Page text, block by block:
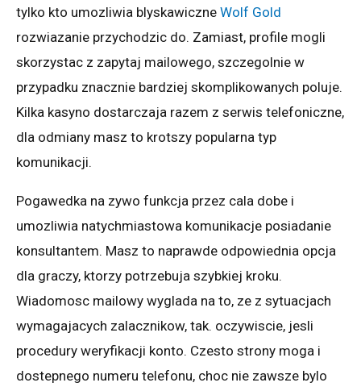
tylko kto umozliwia blyskawiczne Wolf Gold
rozwiazanie przychodzic do. Zamiast, profile mogli
skorzystac z zapytaj mailowego, szczegolnie w
przypadku znacznie bardziej skomplikowanych poluje.
Kilka kasyno dostarczaja razem z serwis telefoniczne,
dla odmiany masz to krotszy popularna typ
komunikacji.
Pogawedka na zywo funkcja przez cala dobe i
umozliwia natychmiastowa komunikacje posiadanie
konsultantem. Masz to naprawde odpowiednia opcja
dla graczy, ktorzy potrzebuja szybkiej kroku.
Wiadomosc mailowy wyglada na to, ze z sytuacjach
wymagajacych zalacznikow, tak. oczywiscie, jesli
procedury weryfikacji konto. Czesto strony moga i
dostepnego numeru telefonu, choc nie zawsze bylo